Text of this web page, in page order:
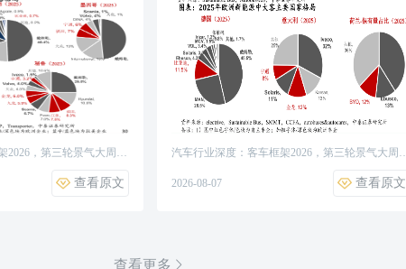
2026，第三轮景气大周
查看原文
汽车行业深度：客车框架2026，第三轮景气大周
2026-08-07
查看原文
查看更多